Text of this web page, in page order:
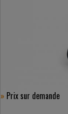
» Prix ​​sur demande